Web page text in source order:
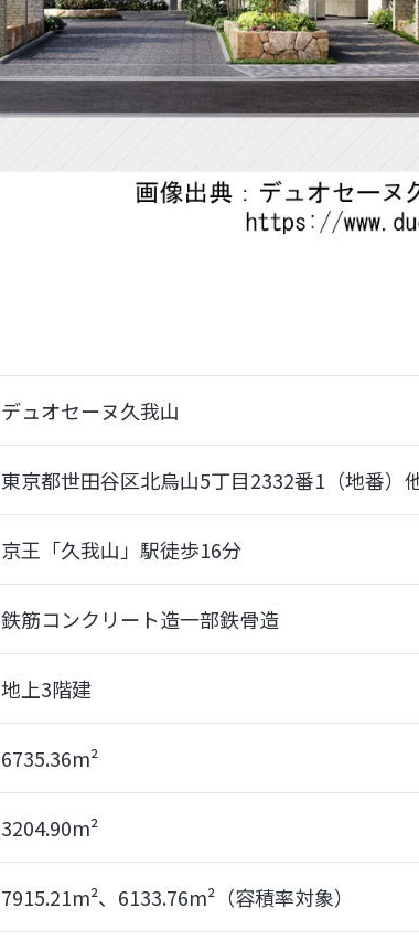
デュオセーヌ久我山
東京都世田谷区北烏山5丁目2332番1（地番）
京王「久我山」駅徒歩16分
鉄筋コンクリート造一部鉄骨造
地上3階建
6735.36m²
3204.90m²
7915.21m²、6133.76m²（容積率対象）